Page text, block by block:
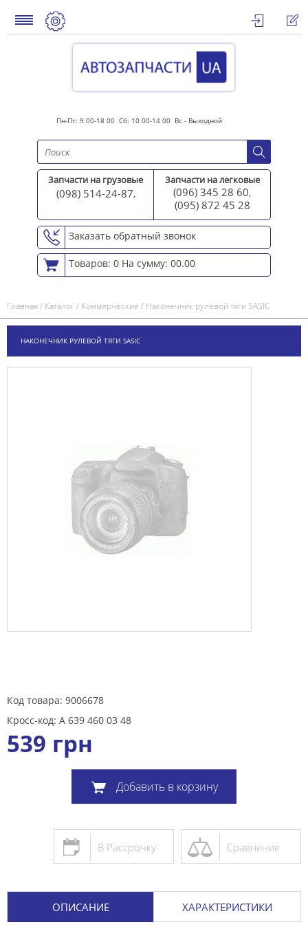
Пн-Пт: 9 00-18 00 Сб: 10 00-14 00 Вс - Выходной
Запчасти на грузовые
(098) 514-24-87,
Запчасти на легковые
(096) 345 28 60,
(095) 872 45 28
Заказать обратный звонок
Товаров: 0 На сумму: 00.00
Главная/ Каталог/ Коммерческие / Наконечник рулевой тяги SASIC
НАКОНЕЧНИК РУЛЕВОЙ ТЯГИ SASIC
Код товара: 9006678
Кросс-код: A 639 460 03 48
539 грн
Добавить в корзину
Сравнение
В Рассрочку
ОПИСАНИЕ ХАРАКТЕРИСТИКИ